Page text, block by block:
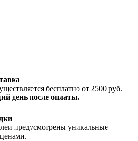
бесплатно от 2500 руб.
день после оплаты.
предусмотрены уникальные